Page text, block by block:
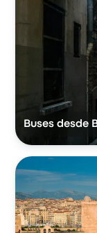
Facilidad
puntualidad y
5.0 de 5
Grupo Samar
Jose Antonio P.
27 de marzo de
Buses desde